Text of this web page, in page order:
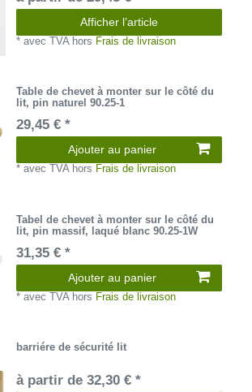
Afficher l’article
*avec TVA hors Frais de livraison
Table de chevet à monter sur le côté du
lit, pin naturel 90.25-1
29,45 € *
Ajouter au panier
*avec TVAhors Frais de livraison
Tabel de chevet à monter sur le côté du
lit, pin massif, laqué blanc 90.25-1W
31,35 € *
Ajouter au panier
*avec TVA hors Frais de livraison
barriére de sécurité lit
à partir de 32,30 € *